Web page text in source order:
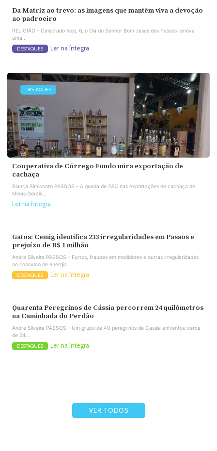
Da Matriz ao trevo: as imagens que mantêm viva a devoção
ao padroeiro
RELIGIÃO - Celebrado hoje, 6, o Dia do Senhor Bom Jesus dos Passos renova
uma...
DESTAQUES Ler na íntegra
DESTAQUES
Cooperativa de Córrego Fundo mira exportação de
cachaça
Bianca Simionato PASSOS - A queda de 23% nas exportações de cachaça de
Minas Gerais...
Ler na íntegra
Gatos: Cemig identifica 233 irregularidades em Passos e
prejuízo de R$ 1 milhão
André Silveira PASSOS - Furtos, fraudes em medidores e outras irregularidades
no consumo de energia...
DESTAQUES Ler na íntegra
Quarenta Peregrinos de Cássia percorrem 24 quilômetros
na Caminhada do Perdão
André Silveira PASSOS - Um grupo de 40 peregrinos de Cássia enfrentou cerca
de 24...
DESTAQUES Ler na íntegra
VER TODOS